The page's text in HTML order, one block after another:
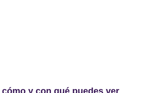
cómo y con qué puedes ver